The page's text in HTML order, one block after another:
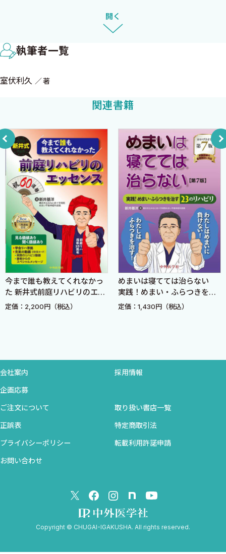
た現在の日本において，その診療の重要度は増してきている．本
書が，めまいの臨床に携わる方々に少しでも役立てば，幸いであ
る．
(3) めまいを感じるときには何が起こっているのか
2 めまい診断の方法
(1) 問診
眼運動系の検査
その他の神経系の検査
(3) 検査室での検査
3 めまい治療の方法
(1) めまいにはどのような治療法があるのか
(2) 生活療法
睡眠
食事・嗜好品
運動
(3) 薬物療法
発作急性期の非特異的薬物治療
回復期・安定期の非特異的治療
疾患特異的な薬物治療
(4) 外科的療法
内耳窓閉鎖術
BPPVに対する頭位治療
メニエール病に対する中耳加圧治療
(6) 心理療法・「ムンテラ」
第2部 各論
めまい症例の統計的データ
か，どのような症状があるか
中枢性めまいを起こすものにはどのようなものがあるか，
開く
執筆者一覧
室伏利久 著
関連書籍
今まで誰も教えてくれなかっ
た 新井式前庭リハビリのエッ
センス
定価：2,200円（税込）
めまいは寝てては治らない
実践！めまい・ふらつきを治
す23のリハビリ 第7版
定価：1,430円（税込）
会社案内 採用情報
企画応募
ご注文について 取り扱い書店一覧
正誤表 特定商取引法
プライバシーポリシー 転載利用許諾申請
お問い合わせ
Copyright © CHUGAI-IGAKUSHA. All rights reserved.